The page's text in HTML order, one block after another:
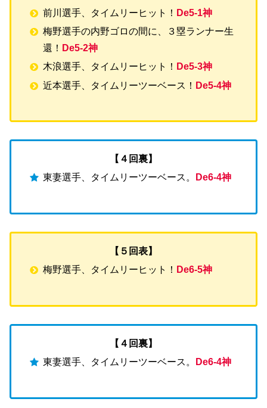
前川選手、タイムリーヒット！ De5-1神
梅野選手の内野ゴロの間に、３塁ランナー生
還！ De5-2神
木浪選手、タイムリーヒット！ De5-3神
近本選手、タイムリーツーベース！ De5-4神
【４回裏】
東妻選手、タイムリーツーベース。
De6-4神
【５回表】
梅野選手、タイムリーヒット！ De6-5神
【４回裏】
東妻選手、タイムリーツーベース。
De6-4神